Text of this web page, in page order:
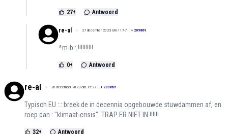
27+ Antwoord
re-al 27 december 2023 om 11:47 + 209869
*m-b : !!!!!!!!!!
0+ Antwoord
re-al 26 december 2023 om 15:27 + 209869
Typisch EU ::: breek de in decennia opgebouwde stuwdammen af, en
roep dan : "klimaat-crisis". TRAP ER NIET IN !!!!!!
32+ Antwoord